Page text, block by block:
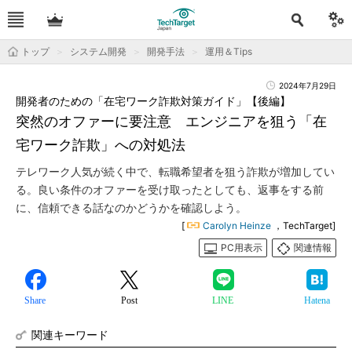
トップ システム開発 開発手法 運用＆Tips
2024年7月29日
突然のオファーに要注意 エンジニアを狙う「在
宅ワーク詐欺」への対処法
開発者のための「在宅ワーク詐欺対策ガイド」【後編】
テレワーク人気が続く中で、転職希望者を狙う詐欺が増加してい
る。良い条件のオファーを受け取ったとしても、返事をする前
に、信頼できる話なのかどうかを確認しよう。
[ Carolyn Heinze ，TechTarget]
PC用表示
関連情報
Share Post LINE Hatena
関連キーワード